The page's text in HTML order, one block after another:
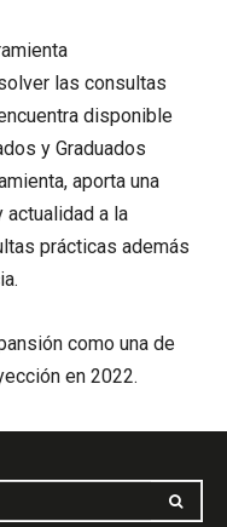
las consultas
disponible
y Graduados
aporta una
actualidad a la
prácticas además
como una de
en 2022.